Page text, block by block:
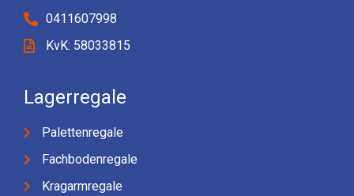
0411607998
KvK: 58033815
Lagerregale
Palettenregale
Fachbodenregale
Kragarmregale